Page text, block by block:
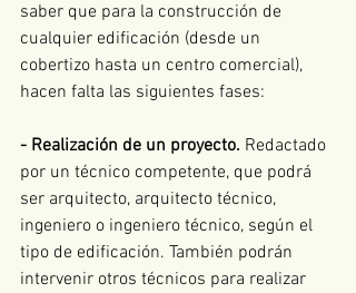
saber que para la construcción de
cualquier edificación (desde un
cobertizo hasta un centro comercial),
hacen falta las siguientes fases:
- Realización de un proyecto. Redactado
por un técnico competente, que podrá
ser arquitecto, arquitecto técnico,
ingeniero o ingeniero técnico, según el
tipo de edificación. También podrán
intervenir otros técnicos para realizar